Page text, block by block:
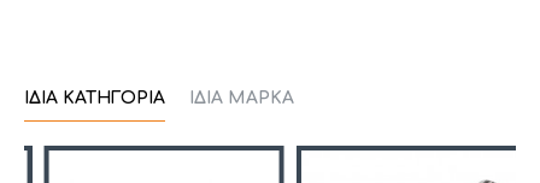
ΊΔΙΑ ΚΑΤΗΓΟΡΊΑ ΊΔΙΑ ΜΆΡΚΑ